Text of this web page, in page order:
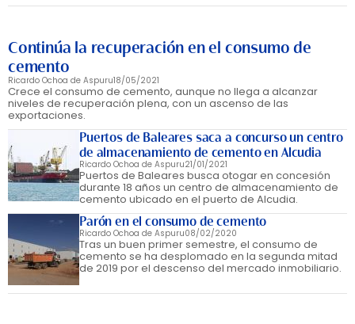
Continúa la recuperación en el consumo de
cemento
Ricardo Ochoa de Aspuru18/05/2021
Crece el consumo de cemento, aunque no llega a alcanzar
niveles de recuperación plena, con un ascenso de las
exportaciones.
Puertos de Baleares saca a concurso un centro
de almacenamiento de cemento en Alcudia
Ricardo Ochoa de Aspuru21/01/2021
Puertos de Baleares busca otogar en concesión
durante 18 años un centro de almacenamiento de
cemento ubicado en el puerto de Alcudia.
Parón en el consumo de cemento
Ricardo Ochoa de Aspuru08/02/2020
Tras un buen primer semestre, el consumo de
cemento se ha desplomado en la segunda mitad
de 2019 por el descenso del mercado inmobiliario.